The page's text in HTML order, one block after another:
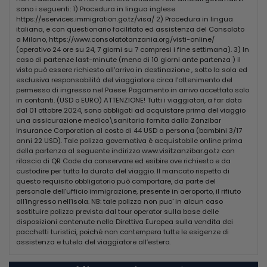
ALTRI SERVIZI
Gli ospiti dell'hotel Ahg Hisia Nungwi Experience possono rilassarsi in
una piscina esterna o praticare windsurf, snorkeling ed escursioni a
piedi. Tra le opzioni spa ci sono un centro benessere e un body scrub,
pedicure e la manicure.
POSIZIONE
Aeroporto Internazionale Abeid Amani Karume si trova a 61 km di
distanza. Per andare da quest’alloggio al centro di Nungwi ci vogliono
10 minuti di cammino. La Baraka Natural Aquarium- Nungwi, a circa 5
minuti in auto, è sicuramente una tappa obbligata per i turisti in
famiglia a Nungwi. La zona propone opportunità di shopping come
Zanzibar Parasailing, a circa 10 minuti in auto da questo hotel. La
stazione degli autobus Daladalas to Stone Town si trova a pochi
passi dall'Ahg Hisia Nungwi Experience Hotel.
Borsaviaggi.it non è responsabile di eventuali variazioni e modifiche
apportate al descrittivo struttura. Per ogni dettaglio si rimanda al
catalogo del tour operator.
INFORMATIVA CORONAVIRUS:
A causa delle norme straordinarie ed in continua evoluzione legate
alla gestione Covid19, alcuni servizi previsti ed indicati nella
descrizione (ad esempio i lettini in spiaggia, le attività di miniclub,
subire variazioni nell''arco della stagione per garantire la salute dei
sono i seguenti: 1) Procedura in lingua inglese
https://eservices.immigration.go.tz/visa/ 2) Procedura in lingua
italiana, e con questionario facilitato ed assistenza del Consolato
a Milano, https://www.consolatotanzania.org/visti-online/
(operativo 24 ore su 24, 7 giorni su 7 compresi i fine settimana). 3) In
caso di partenze last-minute (meno di 10 giorni ante partenza ) il
visto può essere richiesto all'arrivo in destinazione , sotto la sola ed
esclusiva responsabilità del viaggiatore circa l'ottenimento del
permesso di ingresso nel Paese. Pagamento in arrivo accettato solo
in contanti. (USD o EURO) ATTENZIONE! Tutti i viaggiatori, a far data
dal 01 ottobre 2024, sono obbligati ad acquistare prima del viaggio
una assicurazione medico\sanitaria fornita dalla Zanzibar
Insurance Corporation al costo di 44 USD a persona (bambini 3/17
anni 22 USD). Tale polizza governativa è acquistabile online prima
della partenza al seguente indirizzo www.visitzanzibar.go.tz con
rilascio di QR Code da conservare ed esibire ove richiesto e da
custodire per tutta la durata del viaggio. Il mancato rispetto di
questo requisito obbligatorio può comportare, da parte del
personale dell’ufficio immigrazione, presente in aeroporto, il rifiuto
all'ingresso nell’isola. NB: tale polizza non puo' in alcun caso
sostituire polizza prevista dal tour operator sulla base delle
disposizioni contenute nella Direttiva Europea sulla vendita dei
pacchetti turistici, poiché non contempera tutte le esigenze di
assistenza e tutela del viaggiatore all’estero.